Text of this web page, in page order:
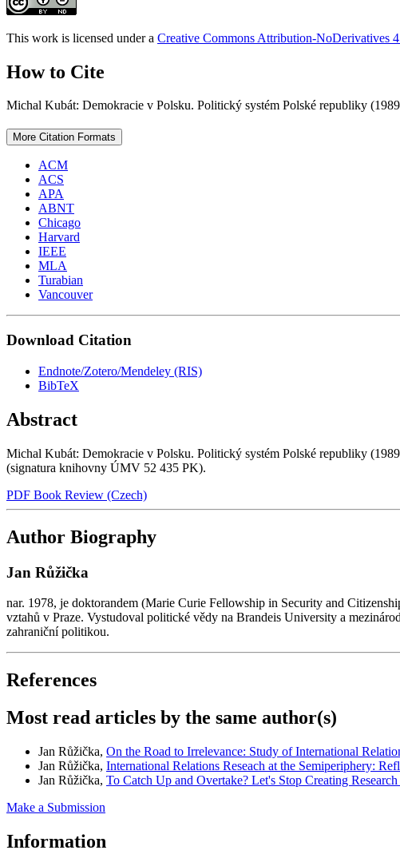
This work is licensed under a Creative Commons Attribution-NoDerivatives
How to Cite
Michal Kubát: Demokracie v Polsku. Politický systém Polské republiky
More Citation Formats
ACM
ACS
APA
ABNT
Chicago
Harvard
IEEE
MLA
Turabian
Vancouver
Download Citation
Endnote/Zotero/Mendeley (RIS)
BibTeX
Abstract
Michal Kubát: Demokracie v Polsku. Politický systém Polské republiky
(signatura knihovny ÚMV 52 435 PK).
PDF Book Review (Czech)
Author Biography
Jan Růžička
nar. 1978, je doktorandem (Marie Curie Fellowship in Security and
vztahů v Praze. Vystudoval politické vědy na Brandeis University a
zahraniční politikou.
References
Most read articles by the same author(s)
Jan Růžička, On the Road to Irrelevance: Study of International
Jan Růžička, International Relations Reseach at the Semiperiphery:
Jan Růžička, To Catch Up and Overtake? Let's Stop Creating
Make a Submission
Information